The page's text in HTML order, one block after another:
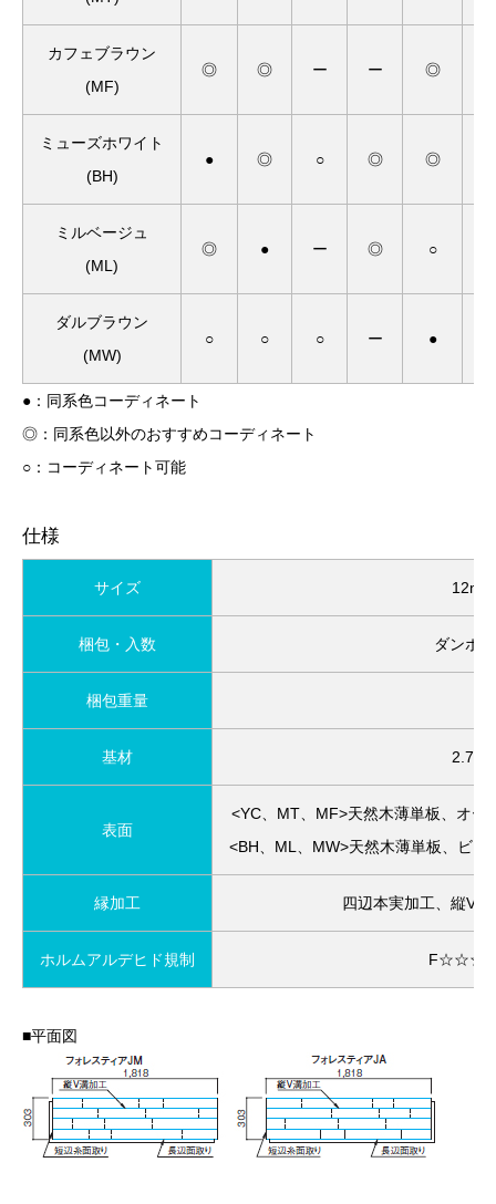
●：同系色コーディネート
◎：同系色以外のおすすめコーディネート
○：コーディネート可能
カフェブラウン
(MF)
◎ ◎ ー ー ◎
ミューズホワイト
(BH)
● ◎ ○ ◎ ◎
ミルベージュ
(ML)
◎ ● ー ◎ ○
ダルブラウン
(MW)
○ ○ ○ ー ●
仕様
サイズ
梱包・入数 ダンボ
梱包重量
基材
表面
<YC、MT、MF>天然木薄単板、オー
<BH、ML、MW>天然木薄単板、ビ
縁加工 四辺本実加工、縦V
ホルムアルデヒド規制 F☆☆☆☆
■平面図